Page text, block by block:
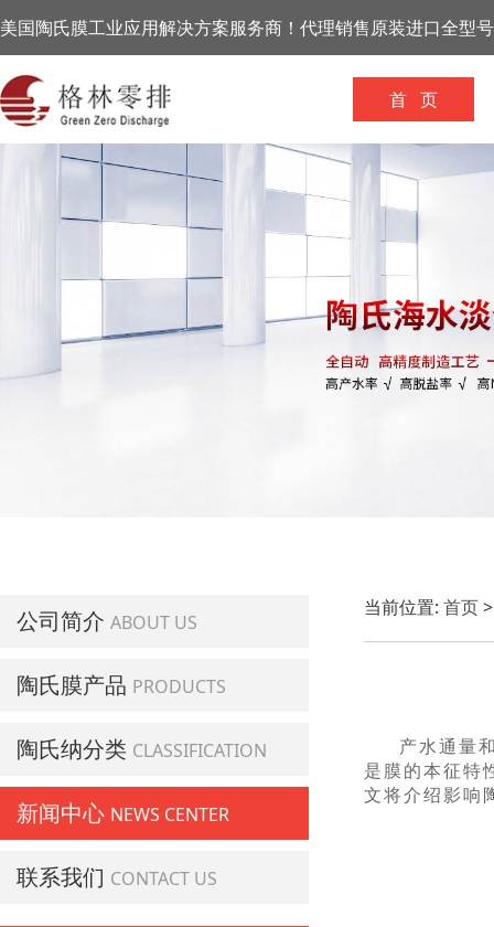
美国陶氏膜工业应用解决方案服务商！代理销售原装进口全型
首 页
公司简介 ABOUT US
陶氏膜产品 PRODUCTS
陶氏纳分类 CLASSIFICATION
新闻中心 NEWS CENTER
联系我们 CONTACT US
当前位置: 首页
产水通量
是膜的本征特
文将介绍影响